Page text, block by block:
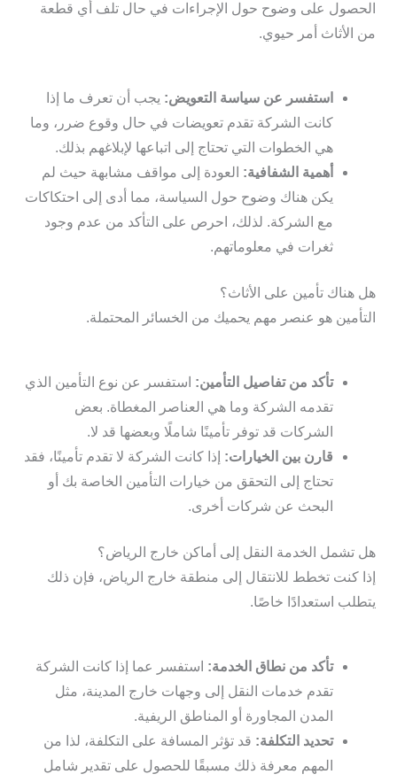
الحصول على وضوح حول الإجراءات في حال تلف أي قطعة
من الأثاث أمر حيوي.
استفسر عن سياسة التعويض: يجب أن تعرف ما إذا
كانت الشركة تقدم تعويضات في حال وقوع ضرر، وما
هي الخطوات التي تحتاج إلى اتباعها لإبلاغهم بذلك.
أهمية الشفافية: العودة إلى مواقف مشابهة حيث لم
يكن هناك وضوح حول السياسة، مما أدى إلى احتكاكات
مع الشركة. لذلك، احرص على التأكد من عدم وجود
ثغرات في معلوماتهم.
هل هناك تأمين على الأثاث؟
التأمين هو عنصر مهم يحميك من الخسائر المحتملة.
تأكد من تفاصيل التأمين: استفسر عن نوع التأمين الذي
تقدمه الشركة وما هي العناصر المغطاة. بعض
الشركات قد توفر تأمينًا شاملًا وبعضها قد لا.
قارن بين الخيارات: إذا كانت الشركة لا تقدم تأمينًا، فقد
تحتاج إلى التحقق من خيارات التأمين الخاصة بك أو
البحث عن شركات أخرى.
هل تشمل الخدمة النقل إلى أماكن خارج الرياض؟
إذا كنت تخطط للانتقال إلى منطقة خارج الرياض، فإن ذلك
يتطلب استعدادًا خاصًا.
تأكد من نطاق الخدمة: استفسر عما إذا كانت الشركة
تقدم خدمات النقل إلى وجهات خارج المدينة، مثل
المدن المجاورة أو المناطق الريفية.
تحديد التكلفة: قد تؤثر المسافة على التكلفة، لذا من
المهم معرفة ذلك مسبقًا للحصول على تقدير شامل